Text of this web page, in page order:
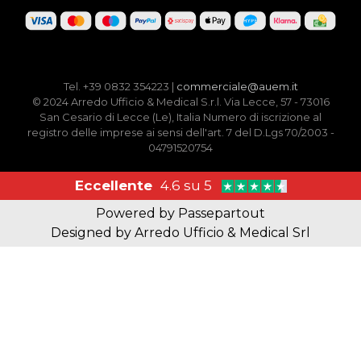
Tel. +39 0832 354223 | commerciale@auem.it
© 2024 Arredo Ufficio & Medical S.r.l. Via Lecce, 57 - 73016
San Cesario di Lecce (Le), Italia Numero di iscrizione al
registro delle imprese ai sensi dell'art. 7 del D.Lgs 70/2003 -
04791520754
Eccellente 4.6 su 5
Powered by Passepartout
Designed by Arredo Ufficio & Medical Srl